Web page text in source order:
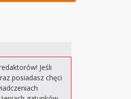
Jeśli
posiadasz chęci